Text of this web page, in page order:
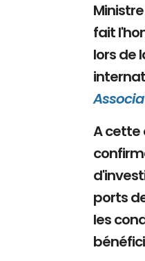
fait
lors de
A cette
ports
les